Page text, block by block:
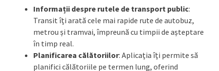
Informații despre rutele de transport public:
Transit îți arată cele mai rapide rute de autobuz,
metrou și tramvai, împreună cu timpii de așteptare
în timp real.
Planificarea călătoriilor: Aplicația îți permite să
planifici călătoriile pe termen lung, oferind